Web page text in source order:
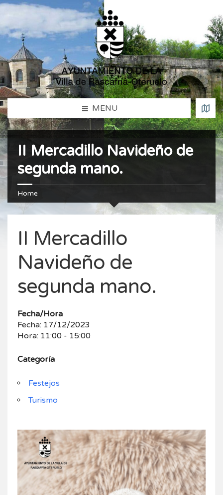
MENU
II Mercadillo Navideño de
segunda mano.
Home
II Mercadillo
Navideño de
segunda mano.
Fecha/Hora
Fecha: 17/12/2023
Hora: 11:00 - 15:00
Categoría
Festejos
Turismo